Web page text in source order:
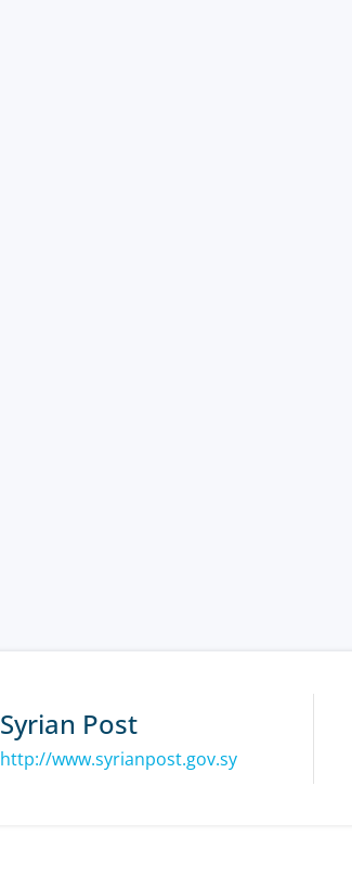
Syrian Post
http://www.syrianpost.gov.sy